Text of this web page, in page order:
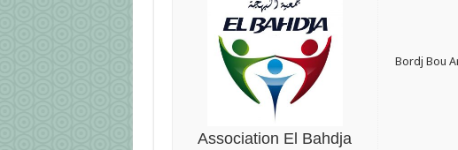
Association El Bahdja
Bordj Bou